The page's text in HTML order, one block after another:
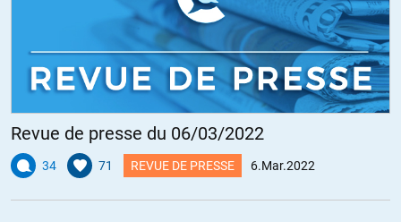
Revue de presse du 06/03/2022
34 71 REVUE DE PRESSE 6.Mar.2022